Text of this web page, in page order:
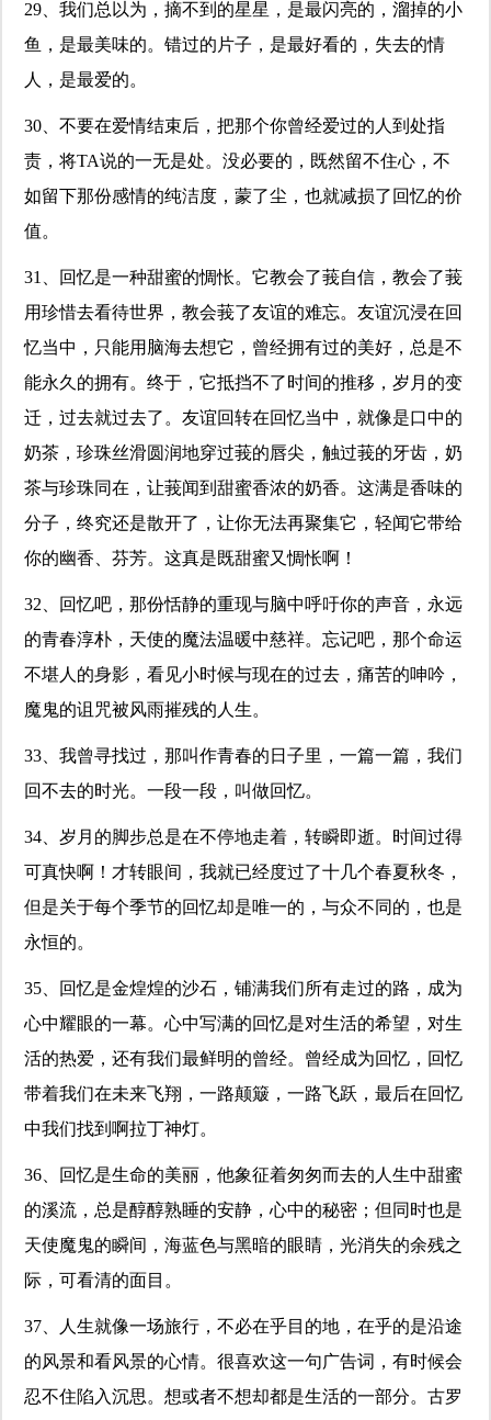
29、我们总以为，摘不到的星星，是最闪亮的，溜掉的小
鱼，是最美味的。错过的片子，是最好看的，失去的情
人，是最爱的。
30、不要在爱情结束后，把那个你曾经爱过的人到处指
责，将TA说的一无是处。没必要的，既然留不住心，不
如留下那份感情的纯洁度，蒙了尘，也就减损了回忆的价
值。
31、回忆是一种甜蜜的惆怅。它教会了莪自信，教会了莪
用珍惜去看待世界，教会莪了友谊的难忘。友谊沉浸在回
忆当中，只能用脑海去想它，曾经拥有过的美好，总是不
能永久的拥有。终于，它抵挡不了时间的推移，岁月的变
迁，过去就过去了。友谊回转在回忆当中，就像是口中的
奶茶，珍珠丝滑圆润地穿过莪的唇尖，触过莪的牙齿，奶
茶与珍珠同在，让莪闻到甜蜜香浓的奶香。这满是香味的
分子，终究还是散开了，让你无法再聚集它，轻闻它带给
你的幽香、芬芳。这真是既甜蜜又惆怅啊！
32、回忆吧，那份恬静的重现与脑中呼吁你的声音，永远
的青春淳朴，天使的魔法温暖中慈祥。忘记吧，那个命运
不堪人的身影，看见小时候与现在的过去，痛苦的呻吟，
魔鬼的诅咒被风雨摧残的人生。
33、我曾寻找过，那叫作青春的日子里，一篇一篇，我们
回不去的时光。一段一段，叫做回忆。
34、岁月的脚步总是在不停地走着，转瞬即逝。时间过得
可真快啊！才转眼间，我就已经度过了十几个春夏秋冬，
但是关于每个季节的回忆却是唯一的，与众不同的，也是
永恒的。
35、回忆是金煌煌的沙石，铺满我们所有走过的路，成为
心中耀眼的一幕。心中写满的回忆是对生活的希望，对生
活的热爱，还有我们最鲜明的曾经。曾经成为回忆，回忆
带着我们在未来飞翔，一路颠簸，一路飞跃，最后在回忆
中我们找到啊拉丁神灯。
36、回忆是生命的美丽，他象征着匆匆而去的人生中甜蜜
的溪流，总是醇醇熟睡的安静，心中的秘密；但同时也是
天使魔鬼的瞬间，海蓝色与黑暗的眼睛，光消失的余残之
际，可看清的面目。
37、人生就像一场旅行，不必在乎目的地，在乎的是沿途
的风景和看风景的心情。很喜欢这一句广告词，有时候会
忍不住陷入沉思。想或者不想却都是生活的一部分。古罗